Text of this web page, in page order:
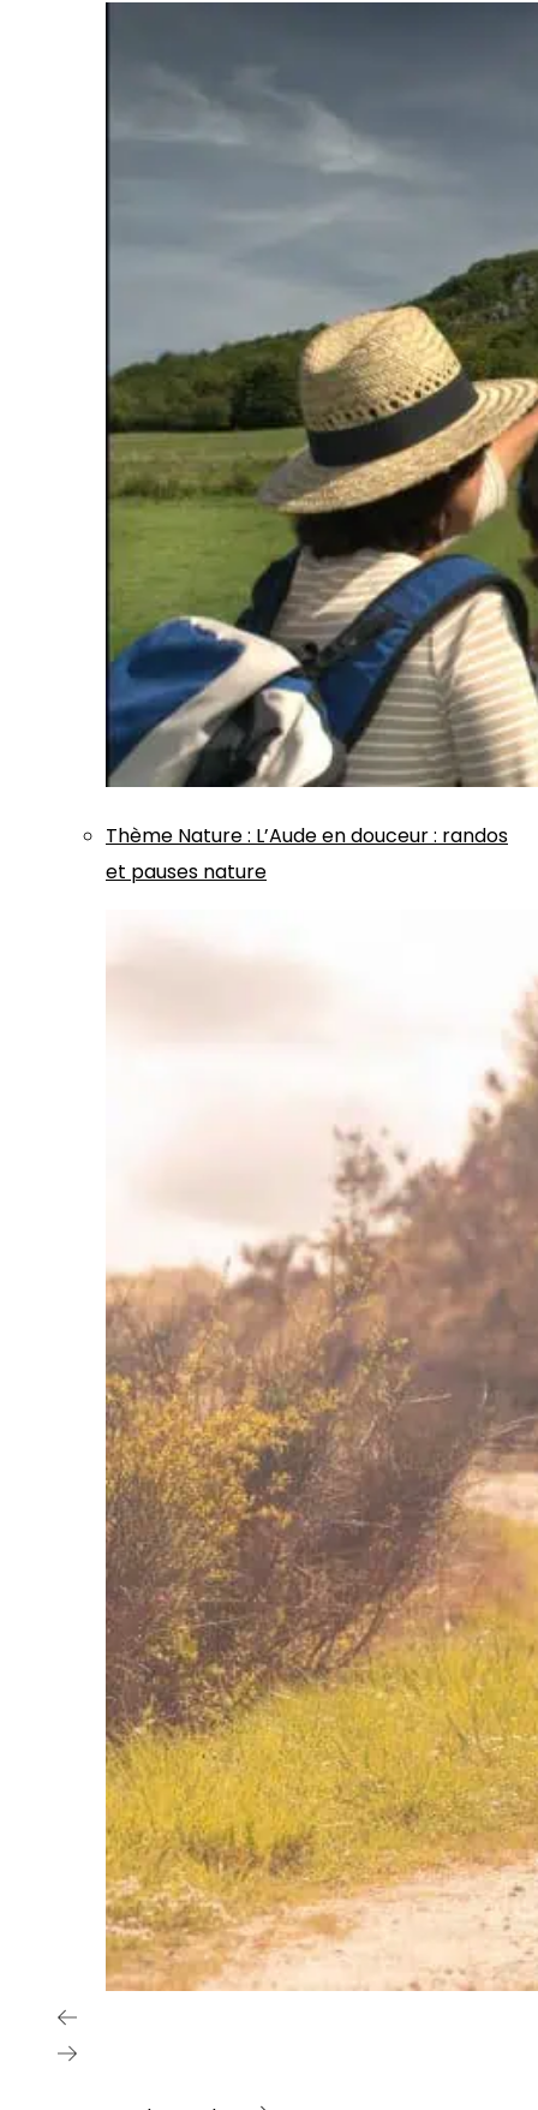
Thème Nature: L’Aude en douceur : randos
et pauses nature